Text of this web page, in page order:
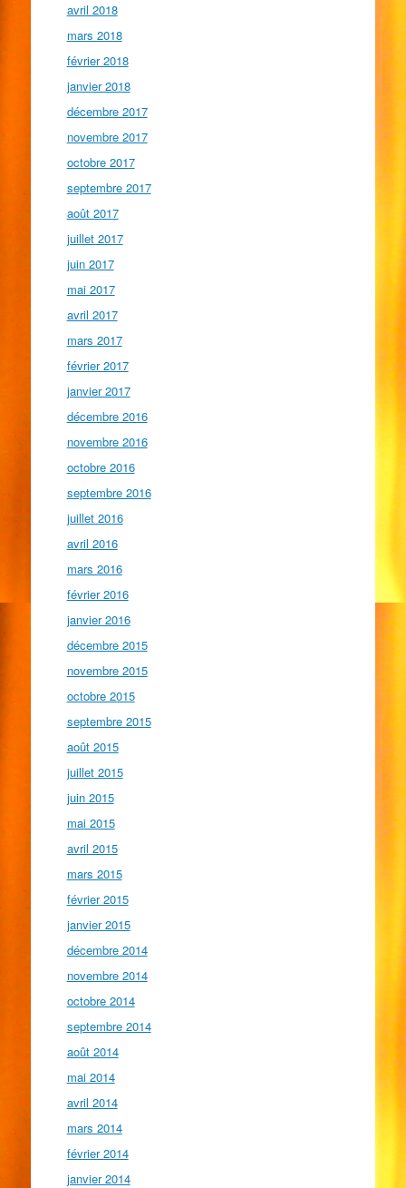
avril 2018
mars 2018
février 2018
janvier 2018
décembre 2017
novembre 2017
octobre 2017
septembre 2017
août 2017
juillet 2017
juin 2017
mai 2017
avril 2017
mars 2017
février 2017
janvier 2017
décembre 2016
novembre 2016
octobre 2016
septembre 2016
juillet 2016
avril 2016
mars 2016
février 2016
janvier 2016
décembre 2015
novembre 2015
octobre 2015
septembre 2015
août 2015
juillet 2015
juin 2015
mai 2015
avril 2015
mars 2015
février 2015
janvier 2015
décembre 2014
novembre 2014
octobre 2014
septembre 2014
août 2014
mai 2014
avril 2014
mars 2014
février 2014
janvier 2014